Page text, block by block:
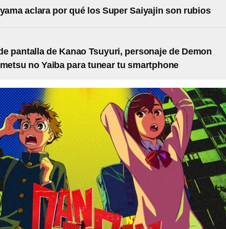
aclara por qué los Super Saiyajin son rubios
pantalla de Kanao Tsuyuri, personaje de Demon
no Yaiba para tunear tu smartphone